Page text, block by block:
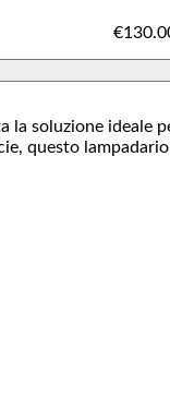
€
soluzione ideale
questo